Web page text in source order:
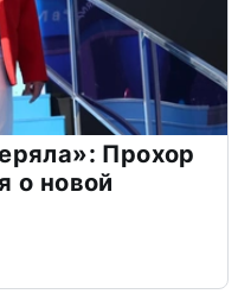
Прохор
о новой